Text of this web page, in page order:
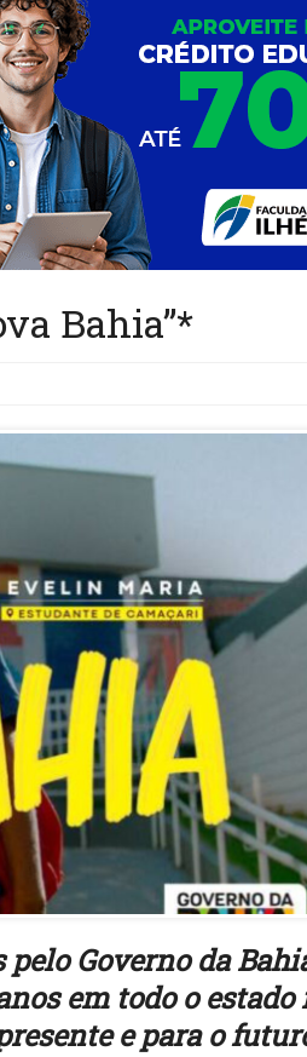
Bahia”*
Governo da
em todo o estado
e para o